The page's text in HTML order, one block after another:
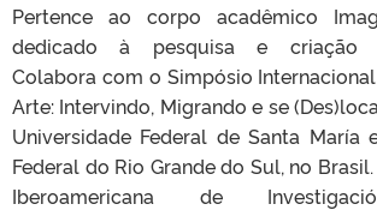
Pertence ao corpo acadêmico
dedicado à pesquisa e criação
Colabora com o Simpósio
Arte: Intervindo, Migrando e se
Universidade Federal de Santa María
Federal do Rio Grande do Sul, no
Iberoamericana de